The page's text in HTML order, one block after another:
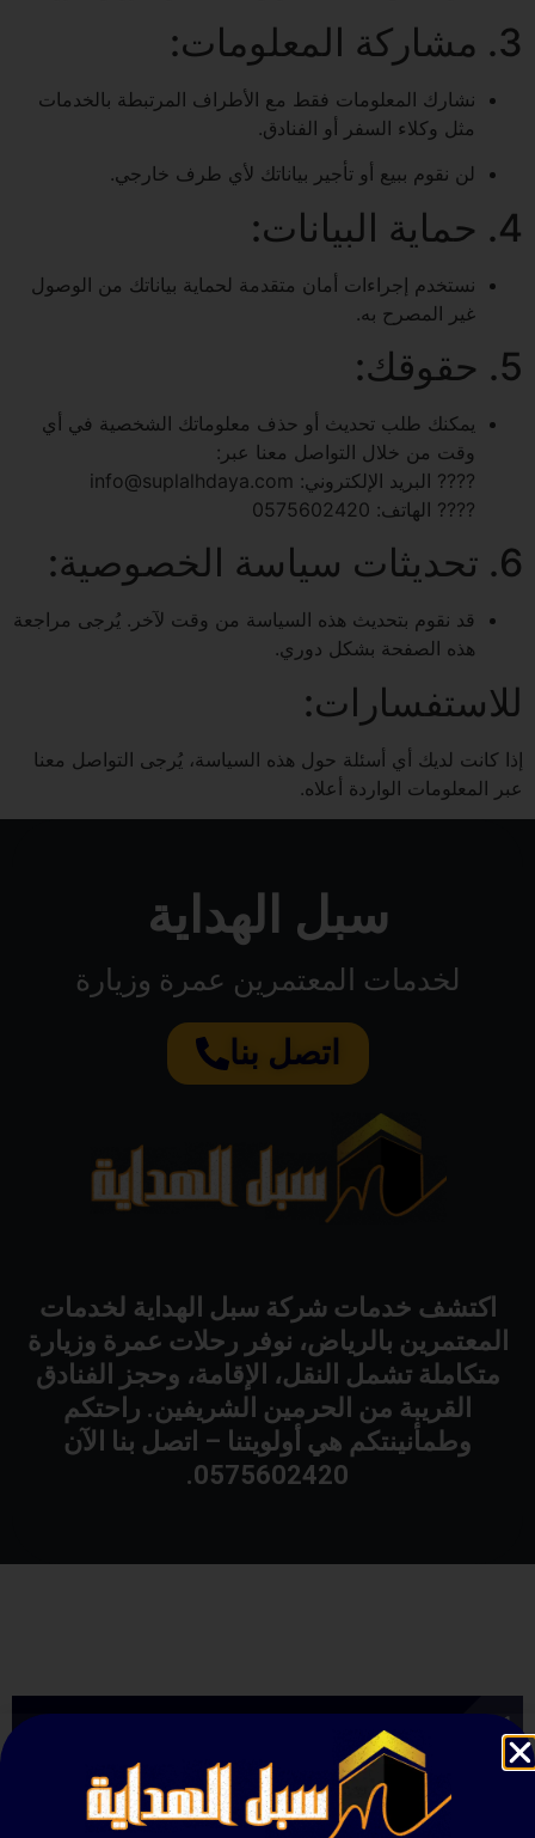
3. مشاركة المعلومات:
نشارك المعلومات فقط مع الأطراف المرتبطة بالخدمات
مثل وكلاء السفر أو الفنادق.
لن نقوم ببيع أو تأجير بياناتك لأي طرف خارجي.
4. حماية البيانات:
نستخدم إجراءات أمان متقدمة لحماية بياناتك من الوصول
غير المصرح به.
5. حقوقك:
يمكنك طلب تحديث أو حذف معلوماتك الشخصية في أي
وقت من خلال التواصل معنا عبر:
???? البريد الإلكتروني: info@suplalhdaya.com
???? الهاتف: 0575602420
6. تحديثات سياسة الخصوصية:
قد نقوم بتحديث هذه السياسة من وقت لآخر. يُرجى مراجعة
هذه الصفحة بشكل دوري.
للاستفسارات:
إذا كانت لديك أي أسئلة حول هذه السياسة، يُرجى التواصل معنا
عبر المعلومات الواردة أعلاه.
سبل الهداية
لخدمات المعتمرين عمرة وزيارة
اتصل بنا
اكتشف خدمات شركة سبل الهداية لخدمات
المعتمرين بالرياض، نوفر رحلات عمرة وزيارة
متكاملة تشمل النقل، الإقامة، وحجز الفنادق
القريبة من الحرمين الشريفين. راحتكم
وطمأنينتكم هي أولويتنا – اتصل بنا الآن
0575602420.
ما هي الخدمات التي تقدمها شركة سبل الهداية؟
نقدم خدمات متكاملة تشمل استخراج التأشيرات، تنظيم
رحلات العمرة والزيارة، حجز الفنادق القريبة من الحرمين